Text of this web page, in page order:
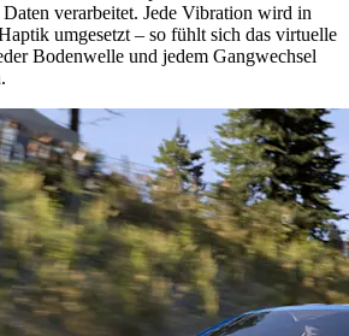
verarbeitet. Jede Vibration wird in
umgesetzt – so fühlt sich das virtuelle
Bodenwelle und jedem Gangwechsel